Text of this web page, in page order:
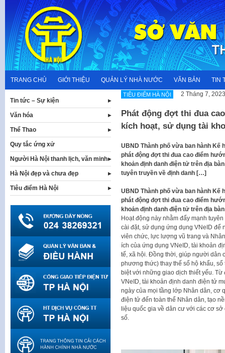
content
TRANG CHỦ GIỚI THIỆU QUẢN LÝ NHÀ NƯỚC VĂN BẢN TIN
TIÊU ĐIỂM HÀ NỘI 2 Tháng 7, 2023
Phát động đợt thi đua
kích hoạt, sử dụng tài
UBND Thành phố vừa ban hành Kế
phát động đợt thi đua cao điểm
khoản định danh điện tử trên địa
tuyên truyền về định danh […]
UBND Thành phố vừa ban hành Kế
phát động đợt thi đua cao điểm
khoản định danh điện tử trên địa
Hoạt động này nhằm đẩy mạnh
cài đặt, sử dụng ứng dụng VNeID để
viên chức, lực lượng vũ trang và
ích của ứng dụng VNeID, tài khoản
tế, xã hội. Đồng thời, giúp người dân
phương thức) thay thế sổ hộ khẩu,
biệt với những giao dịch thiết yếu.
VNeID, tài khoản định danh điện tử
ngày của mọi tầng lớp Nhân dân, cơ
điện tử đến toàn thể Nhân dân, tạo
liệu quốc gia về dân cư với các cơ
số.
Tin tức – Sự kiện
Văn hóa
Thể Thao
Quy tắc ứng xử
Người Hà Nội thanh lịch, văn minh
Hà Nội đẹp và chưa đẹp
Tiêu điểm Hà Nội